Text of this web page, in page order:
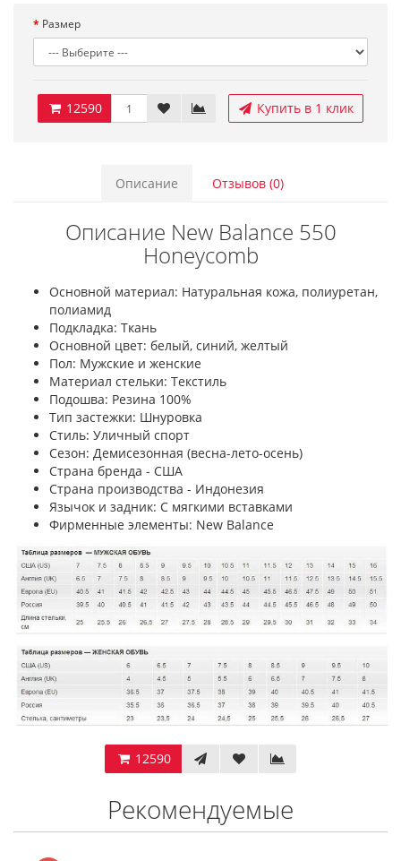
Размер
12590 Купить в 1 клик
Описание Отзывов (0)
Описание New Balance 550
Honeycomb
Основной материал: Натуральная кожа, полиуретан,
полиамид
Подкладка: Ткань
Основной цвет: белый, синий, желтый
Пол: Мужские и женские
Материал стельки: Текстиль
Подошва: Резина 100%
Тип застежки: Шнуровка
Стиль: Уличный спорт
Сезон: Демисезонная (весна-лето-осень)
Страна бренда - США
Страна производства - Индонезия
Язычок и задник: С мягкими вставками
Фирменные элементы: New Balance
12590
Рекомендуемые